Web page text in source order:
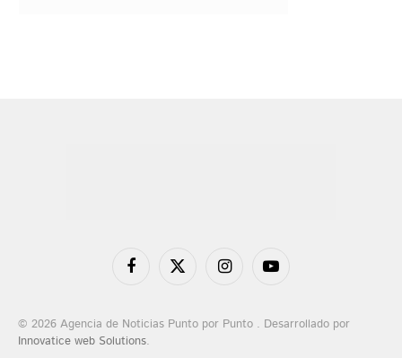
FacebookX
InstagramYouTube
© 2026 Agencia de Noticias Punto por Punto . Desarrollado por
Innovatice web Solutions.